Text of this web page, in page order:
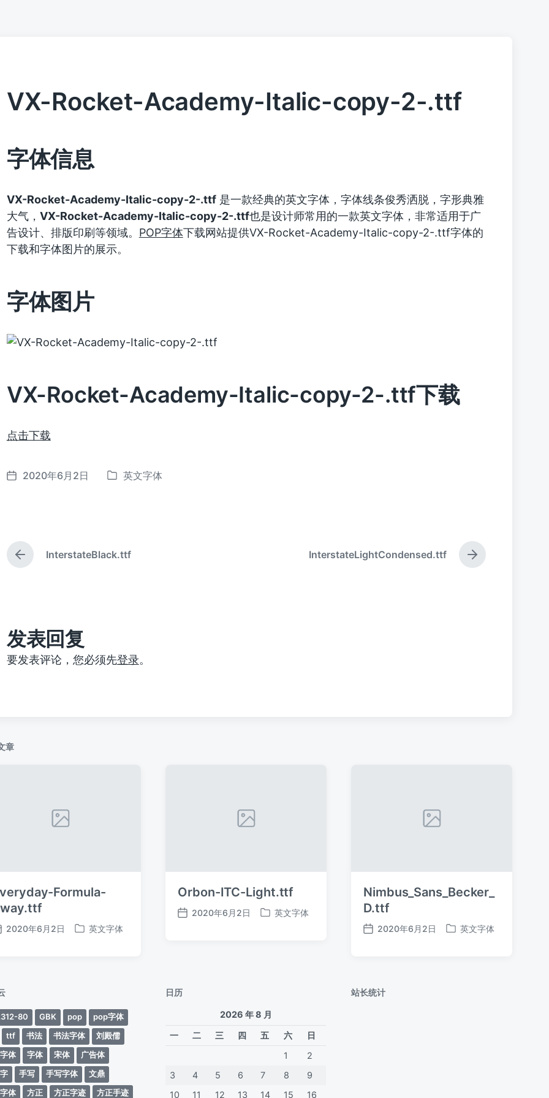
VX-Rocket-Academy-Italic-copy-2-.ttf
字体信息
VX-Rocket-Academy-Italic-copy-2-.ttf是一款经典的英文字体，字体线条俊秀洒脱，字形典雅
大气， VX-Rocket-Academy-Italic-copy-2-.ttf也是设计师常用的一款英文字体，非常适用于广
告设计、排版印刷等领域。 POP字体下载网站提供VX-Rocket-Academy-Italic-copy-2-.ttf字体的
下载和字体图片的展示。
字体图片
VX-Rocket-Academy-Italic-copy-2-.ttf下载
点击下载
发
2020年6月2日
发
英文字体
上
篇
InterstateBlack.ttf
下
篇
InterstateLightCondensed.ttf
发表回复
要发表评论，您必须先登录。
章
Formula-
2020年6月2日
发
英文字体
Orbon-ITC-Light.ttf
发
2020年6月2日
发
英文字体
Nimbus_Sans_Becker_
D.ttf
发
2020年6月2日
发
英文字体
80 GBK pop
pop字体
ttf
书法 书法字体
刘殿儒
体
字体 宋体
广告体
手写 手写字体
文鼎
体
方正 方正字迹 方正手迹
日历
2026 年 8 月
一
二 三 四 五 六
日
1
2
3
4 5 6 7 8
9
10
11 12 13 14 15 16
站长统计